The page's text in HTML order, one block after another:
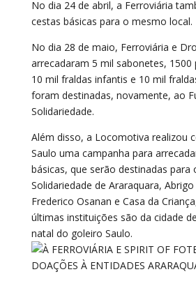
No dia 24 de abril, a Ferroviária
cestas básicas para o mesmo local.
No dia 28 de maio, Ferroviária e
arrecadaram 5 mil sabonetes, 1500
10 mil fraldas infantis e 10 mil
foram destinadas, novamente, ao
Solidariedade.
Além disso, a Locomotiva realizou
Saulo uma campanha para
básicas, que serão destinadas para
Solidariedade de Araraquara,
Frederico Osanan e Casa da
últimas instituições são da cidade
natal do goleiro Saulo.